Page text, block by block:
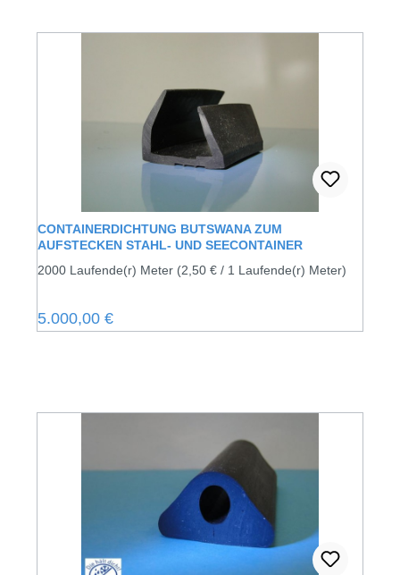
CONTAINERDICHTUNG BUTSWANA ZUM
AUFSTECKEN STAHL- UND SEECONTAINER
2000 Laufende(r) Meter (2,50 € / 1 Laufende(r) Meter)
Regulärer Preis:
5.000,00 €